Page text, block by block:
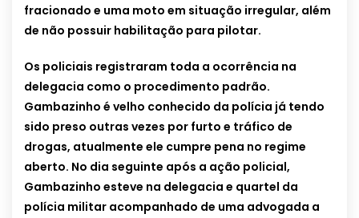
fracionado e uma moto em situação irregular, além
de não possuir habilitação para pilotar.
Os policiais registraram toda a ocorrência na
delegacia como o procedimento padrão.
Gambazinho é velho conhecido da polícia já tendo
sido preso outras vezes por furto e tráfico de
drogas, atualmente ele cumpre pena no regime
aberto. No dia seguinte após a ação policial,
Gambazinho esteve na delegacia e quartel da
polícia militar acompanhado de uma advogada a